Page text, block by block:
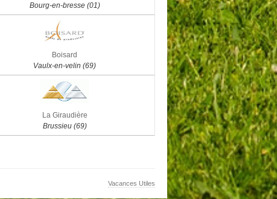
Bourg-en-bresse (01)
Boisard
Vaulx-en-velin (69)
La Giraudière
Brussieu (69)
Vacances Utiles